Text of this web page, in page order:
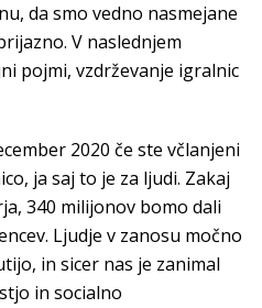
da smo vedno nasmejane
V naslednjem
pojmi, vzdrževanje igralnic
2020 če ste včlanjeni
ja saj to je za ljudi. Zakaj
340 milijonov bomo dali
Ljudje v zanosu močno
in sicer nas je zanimal
in socialno